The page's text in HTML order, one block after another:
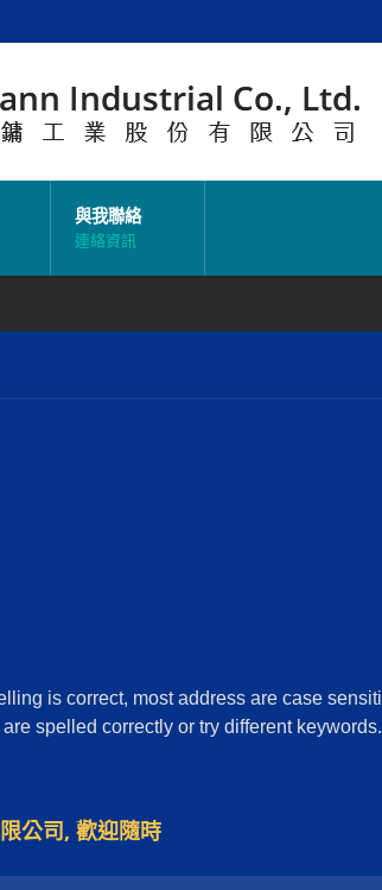
與我聯絡
連絡資訊
is correct, most address are case
spelled correctly or try different keywords.
公司, 歡迎隨時